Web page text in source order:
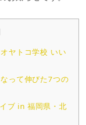
ヤトコ学校 いい
って伸びた7つの
ブ in 福岡県・北